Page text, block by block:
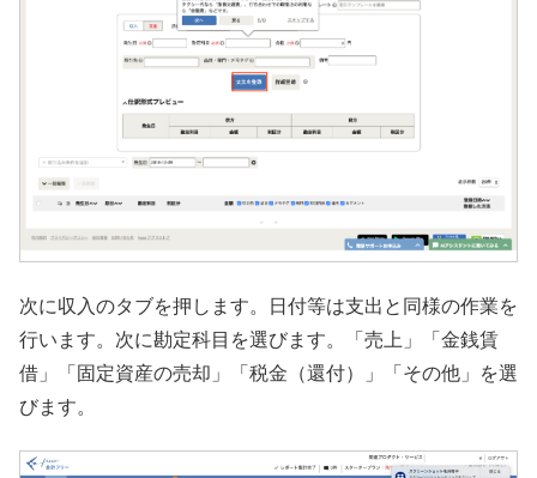
次に収入のタブを押します。日付等は支出と同様の作業を
行います。次に勘定科目を選びます。「売上」「金銭賃
借」「固定資産の売却」「税金（還付）」「その他」を選
びます。